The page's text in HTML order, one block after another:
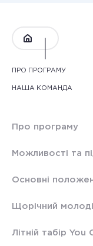
ПРО ПРОГРАМУ
НАША КОМАНДА
Про програму
Можливості та
Основні
Щорічний
Літній табір You